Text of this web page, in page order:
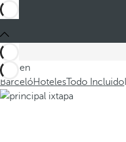
Está en
BarcelóHotelesTodo Incluido